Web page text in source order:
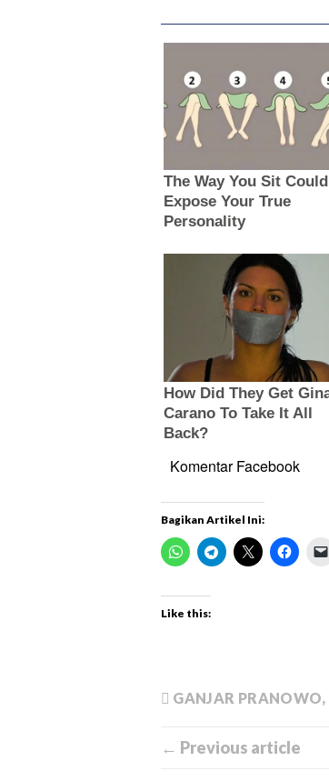
Komentar Facebook
Bagikan Artikel Ini:
Like this:
GANJAR PRANOWO,
← Previous article